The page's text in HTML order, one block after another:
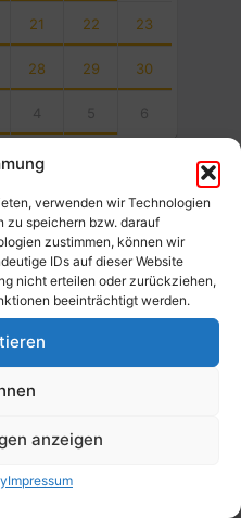
verwenden wir Technologien
zu speichern bzw. darauf
zustimmen, können wir
IDs auf dieser Website
nicht erteilen oder zurückziehen,
beeinträchtigt werden.
anzeigen
Impressum
21 22 23
28 29 30
4 5 6